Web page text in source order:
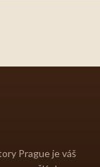
Prague je váš